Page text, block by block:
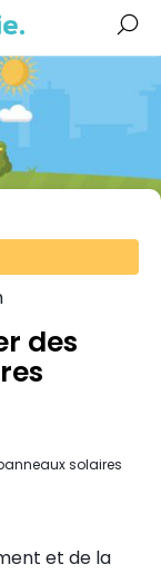
des
solaires
et de la
Aides &